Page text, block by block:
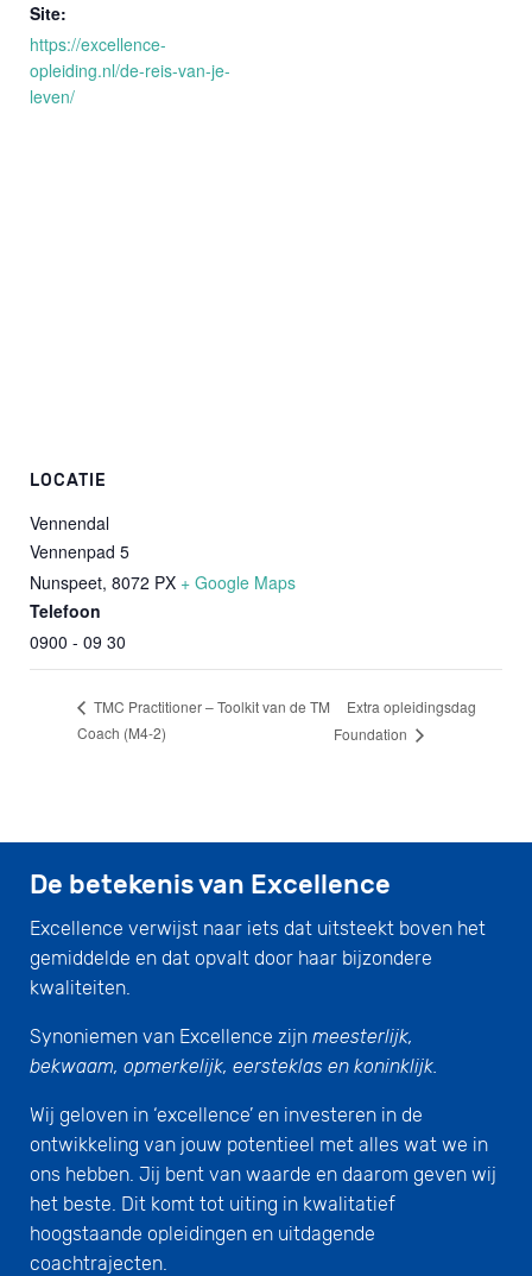
Site:
https://excellence-
opleiding.nl/de-reis-van-je-
leven/
LOCATIE
Vennendal
Vennenpad 5
Nunspeet, 8072 PX + Google Maps
Telefoon
0900 - 09 30
TMC Practitioner – Toolkit van de TM
Coach (M4-2)
Extra opleidingsdag
Foundation
De betekenis van Excellence
Excellence verwijst naar iets dat uitsteekt boven het
gemiddelde en dat opvalt door haar bijzondere
kwaliteiten.
Synoniemen van Excellence zijn meesterlijk,
bekwaam, opmerkelijk, eersteklas en koninklijk.
Wij geloven in ‘excellence’ en investeren in de
ontwikkeling van jouw potentieel met alles wat we in
ons hebben. Jij bent van waarde en daarom geven wij
het beste. Dit komt tot uiting in kwalitatief
hoogstaande opleidingen en uitdagende
coachtrajecten.